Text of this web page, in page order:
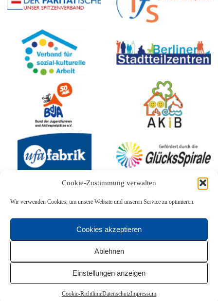
Cookie-Zustimmung verwalten
Wir verwenden Cookies, um unsere Website und unseren Service zu optimieren.
Cookies akzeptieren
Ablehnen
Einstellungen anzeigen
Cookie-RichtlinieDatenschutzImpressum